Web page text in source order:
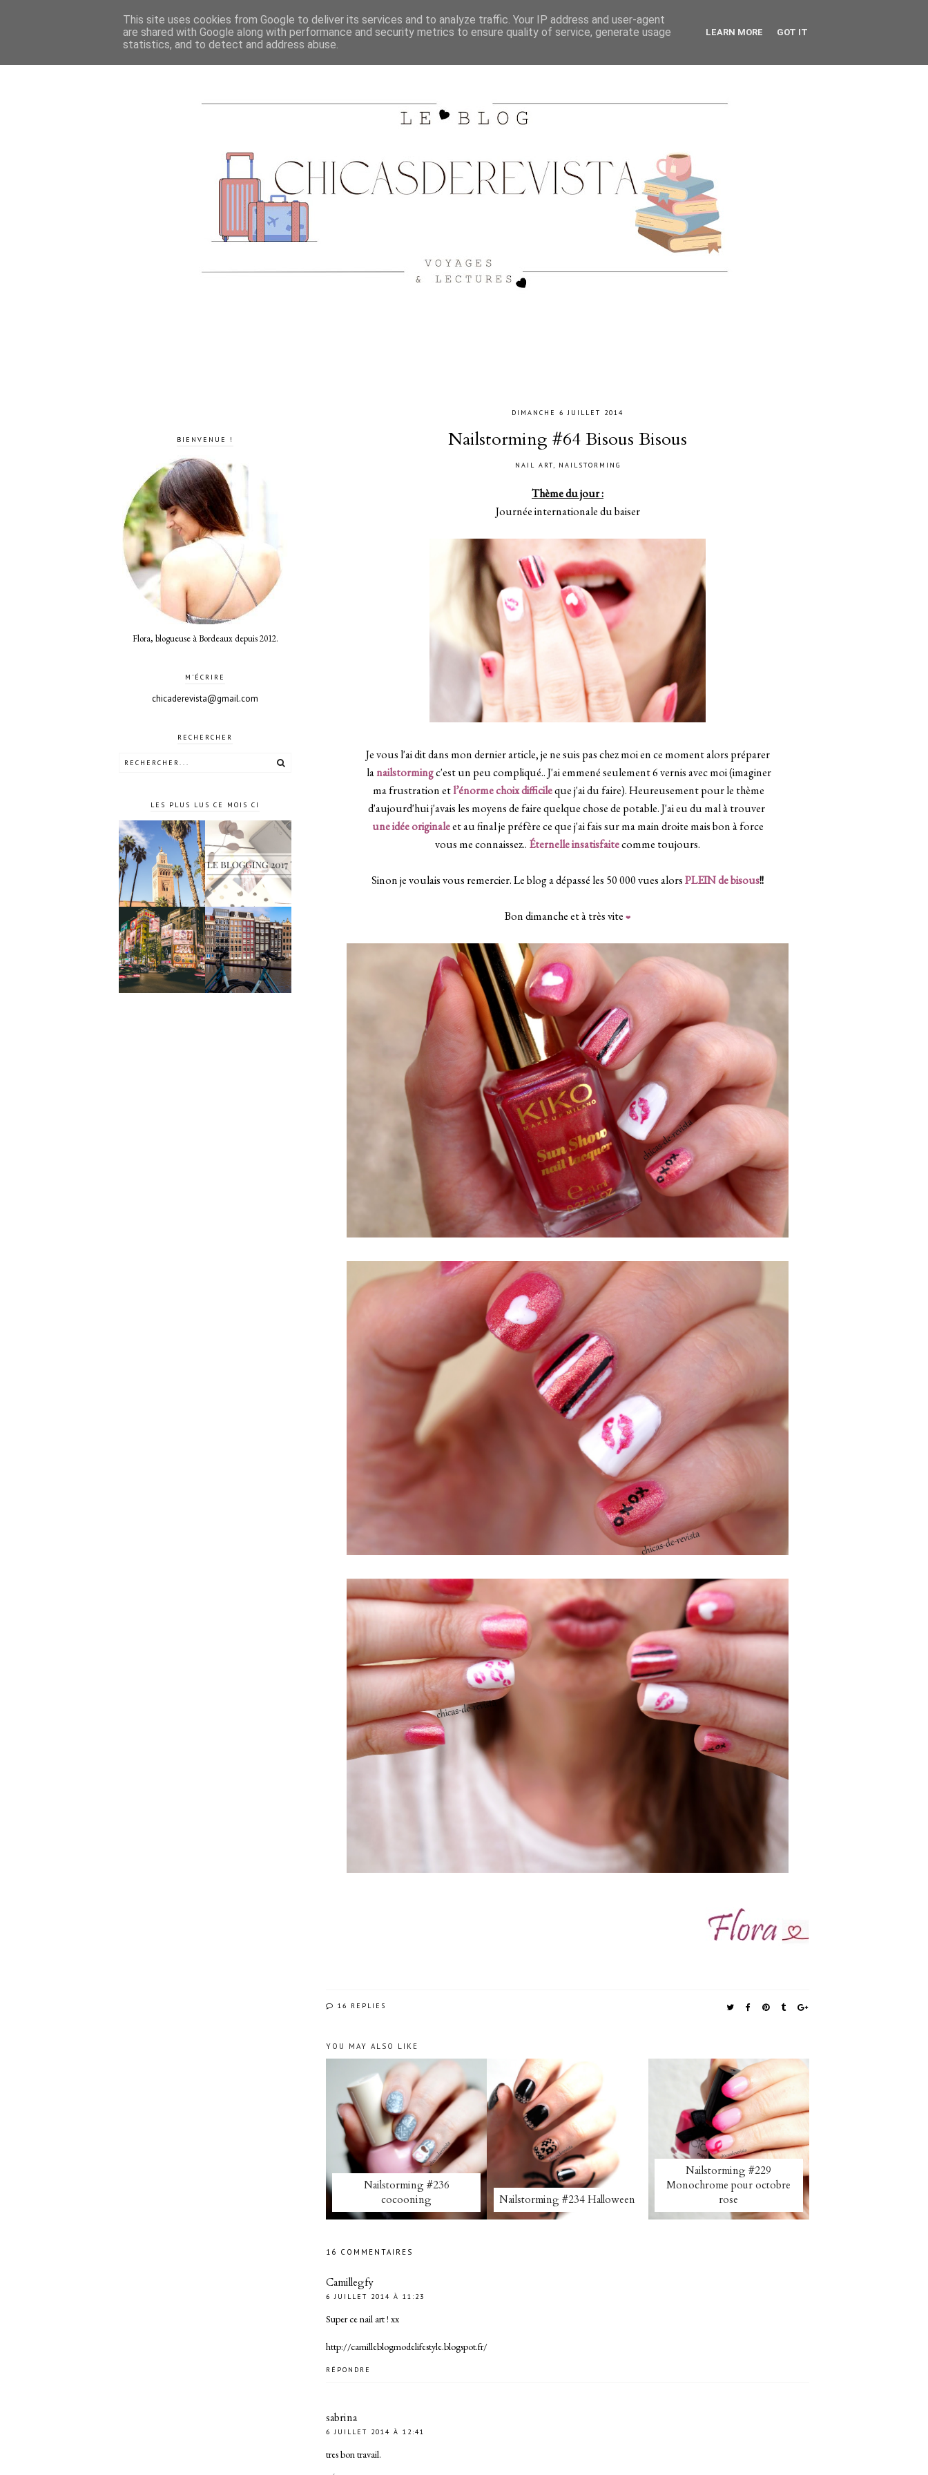
ACCUEIL A PROPOS SHOPPING CITY GUIDE BORDEAUX VOYAGES CATEGORIES
DIMANCHE 6 JUILLET 2014
Nailstorming #64 Bisous Bisous
NAIL ART, NAILSTORMING
Thème du jour :
Journée internationale du baiser
Je vous l'ai dit dans mon dernier article, je ne suis pas chez moi en ce moment alors préparer
lanailstormingc'est un peu compliqué.. J'ai emmené seulement 6 vernis avec moi (imaginer
ma frustration etl’énorme choix difficileque j'ai du faire). Heureusement pour le thème
d'aujourd'hui j'avais les moyens de faire quelque chose de potable. J'ai eu du mal à trouver
une idée originaleet au final je préfèrece que j'ai fais sur ma main droite mais bon à force
vous me connaissez.. Éternelle insatisfaitecomme toujours.
Sinon je voulais vous remercier. Le blog a dépassé les 50 000 vues alorsPLEIN de bisous!!
Bon dimanche et à très vite ❤
16 REPLIES
YOU MAY ALSO LIKE
Nailstorming #236
cocooning
Nailstorming #234 Halloween
Nailstorming #229
Monochrome pour octobre
rose
16 COMMENTAIRES
Camillegfy
6 JUILLET 2014 À 11:23
Super ce nail art ! xx
http://camilleblogmodelifestyle.blogspot.fr/
RÉPONDRE
sabrina
6 JUILLET 2014 À 12:41
tres bon travail.
BIENVENUE !
Flora, blogueuse à Bordeaux depuis 2012.
M'ÉCRIRE
chicaderevista@gmail.com
RECHERCHER
LES PLUS LUS CE MOIS CI
4 jours à
Marrakech
Le blogging
2017 ?
10 jours à
Tokyo au
Japon
4 jours à
Amsterdam
This site uses cookies from Google to deliver its services and to analyze traffic. Your IP address and user-agent
are shared with Google along with performance and security metrics to ensure quality of service, generate usage
statistics, and to detect and address abuse.
LEARN MORE GOT IT